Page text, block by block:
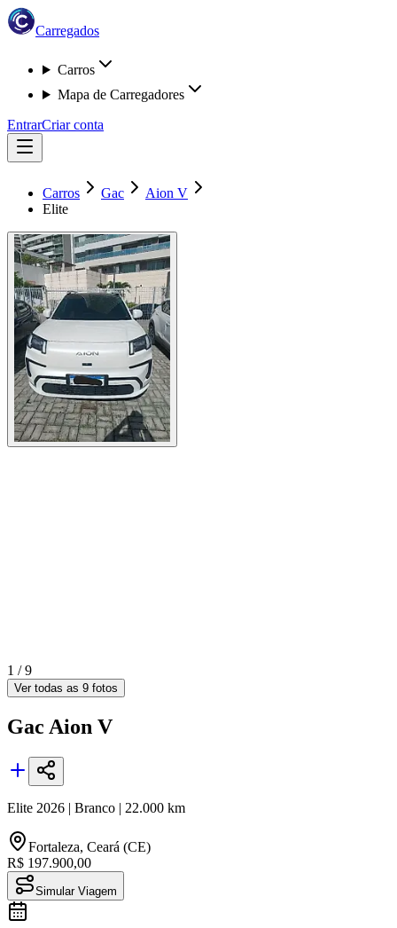
Carregados
Carros
Mapa de Carregadores
EntrarCriar conta
Carros Gac
Aion V
Elite
1 /9
Ver todas as 9 fotos
Gac Aion V
Elite 2026 | Branco | 22.000 km
Fortaleza, Ceará (CE)
R$ 197.900,00
Simular Viagem